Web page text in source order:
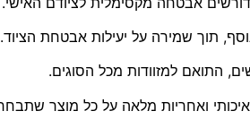
תוך שמירה על יעילות אבטחת הציוד.
התואם למזוודות מכל הסוגים.